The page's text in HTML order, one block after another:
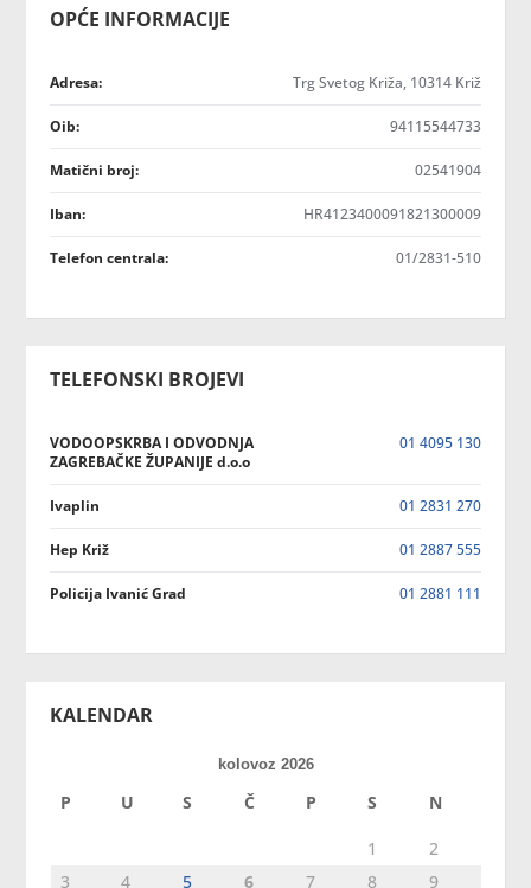
OPĆE INFORMACIJE
Adresa: Trg Svetog Križa, 10314 Križ
Oib: 94115544733
Matični broj: 02541904
Iban: HR4123400091821300009
Telefon centrala: 01/2831-510
TELEFONSKI BROJEVI
VODOOPSKRBA I ODVODNJA
ZAGREBAČKE ŽUPANIJE d.o.o
01 4095 130
Ivaplin 01 2831 270
Hep Križ 01 2887 555
Policija Ivanić Grad 01 2881 111
KALENDAR
kolovoz 2026
P U S Č P S N
1
2
3
4 5 6 7 8
9